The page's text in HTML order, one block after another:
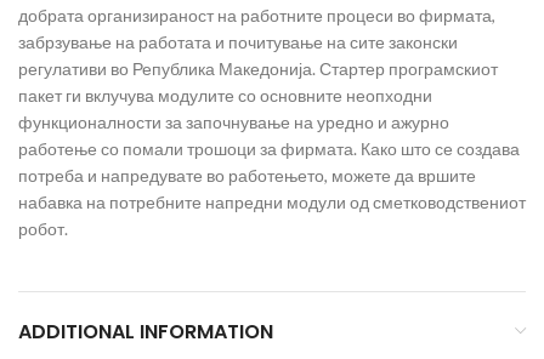
добрата организираност на работните процеси во фирмата,
забрзување на работата и почитување на сите законски
регулативи во Република Македонија. Стартер програмскиот
пакет ги вклучува модулите со основните неопходни
функционалности за започнување на уредно и ажурно
работење со помали трошоци за фирмата. Како што се создава
потреба и напредувате во работењето, можете да вршите
набавка на потребните напредни модули од сметководствениот
робот.
ADDITIONAL INFORMATION